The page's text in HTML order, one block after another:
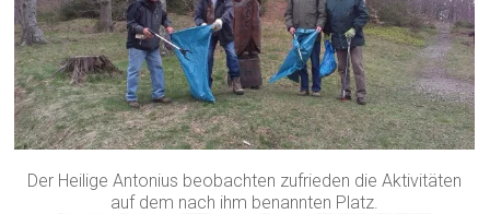
Der Heilige Antonius beobachten zufrieden die Aktivitäten
auf dem nach ihm benannten Platz.